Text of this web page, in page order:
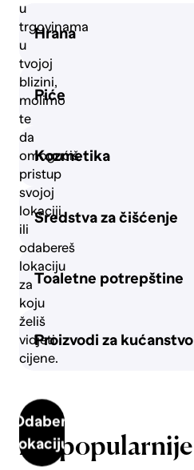
u
trgovinama
u
tvojoj
blizini,
molimo
te
da
omogućiš
pristup
svojoj
lokaciji
ili
odabereš
lokaciju
za
koju
želiš
vidjeti
cijene.
Odaberi
lokaciju
Slatkiši i
Hrana
Piće
Kozmetika
Sredstva za čišćenje
Toaletne potrepštine
Proizvodi za kućanstvo
Najpopularnije